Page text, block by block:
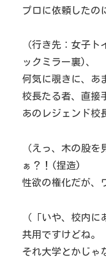
プロに依頼したの
（行き先：女子
ックミラー裏)、
何気に覗きに、あ
校長たる者、直接
あのレジェンド
（えっ、木の股
ぁ？！(捏造)
性欲の権化だが、
（「いや、校内
共用ですけどね。
それ大学とかじゃ